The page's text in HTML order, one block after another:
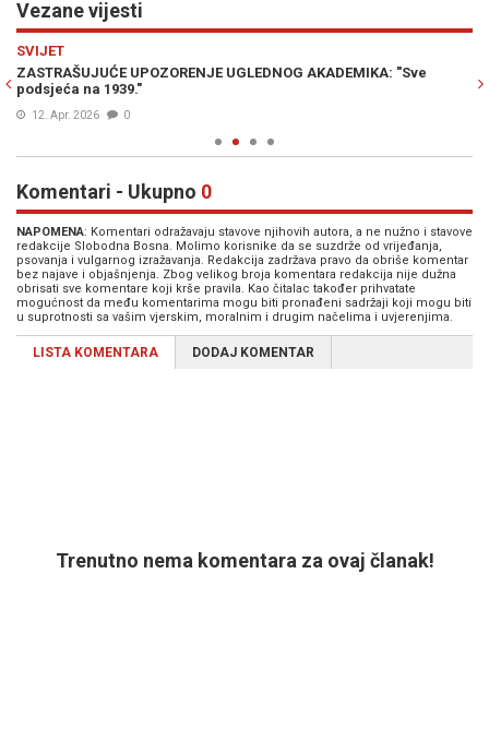
Vezane vijesti
SVIJET
ZASTRAŠUJUĆE UPOZORENJE UGLEDNOG AKADEMIKA: "Sve
podsjeća na 1939."
12. Apr. 2026 0
Komentari - Ukupno 0
NAPOMENA: Komentari odražavaju stavove njihovih autora, a ne nužno i stavove
redakcije Slobodna Bosna. Molimo korisnike da se suzdrže od vrijeđanja,
psovanja i vulgarnog izražavanja. Redakcija zadržava pravo da obriše komentar
bez najave i objašnjenja. Zbog velikog broja komentara redakcija nije dužna
obrisati sve komentare koji krše pravila. Kao čitalac također prihvatate
mogućnost da među komentarima mogu biti pronađeni sadržaji koji mogu biti
u suprotnosti sa vašim vjerskim, moralnim i drugim načelima i uvjerenjima.
LISTA KOMENTARA DODAJ KOMENTAR
Trenutno nema komentara za ovaj članak!